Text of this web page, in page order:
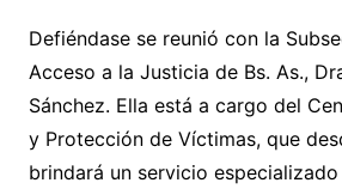
Defiéndase se reunió con la
Acceso a la Justicia de Bs. As.,
Sánchez. Ella está a cargo del
y Protección de Víctimas, que
brindará un servicio